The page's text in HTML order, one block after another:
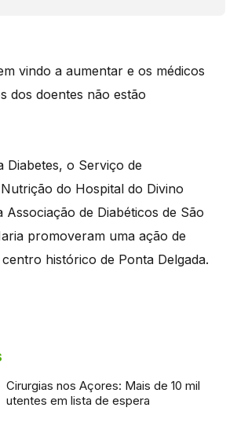
vindo a aumentar e os médicos
dos doentes não estão
Diabetes, o Serviço de
do Hospital do Divino
Associação de Diabéticos de São
promoveram uma ação de
histórico de Ponta Delgada.
Cirurgias nos Açores: Mais de 10 mil
utentes em lista de espera